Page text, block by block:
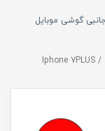
جانبی گوشی موبایل
کاور فشن مدل 2292 مناسب برای گوشی موبایل اپل Iphone 7PLUS /